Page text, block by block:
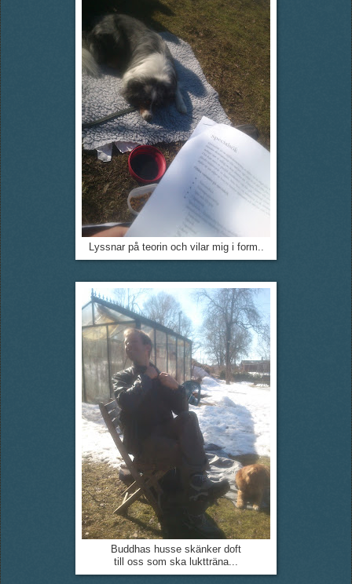
Lyssnar på teorin och vilar mig i form..
Buddhas husse skänker doft
till oss som ska luktträna...